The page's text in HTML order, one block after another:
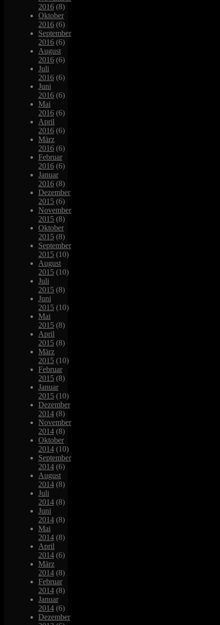
2016 (8)
Oktober
2016 (6)
September
2016 (6)
August
2016 (6)
Juli
2016 (6)
Juni
2016 (6)
Mai
2016 (6)
April
2016 (6)
März
2016 (6)
Februar
2016 (6)
Januar
2016 (8)
Dezember
2015 (6)
November
2015 (8)
Oktober
2015 (8)
September
2015 (10)
August
2015 (10)
Juli
2015 (8)
Juni
2015 (10)
Mai
2015 (8)
April
2015 (8)
März
2015 (10)
Februar
2015 (8)
Januar
2015 (10)
Dezember
2014 (8)
November
2014 (8)
Oktober
2014 (10)
September
2014 (6)
August
2014 (8)
Juli
2014 (8)
Juni
2014 (8)
Mai
2014 (8)
April
2014 (6)
März
2014 (8)
Februar
2014 (8)
Januar
2014 (6)
Dezember